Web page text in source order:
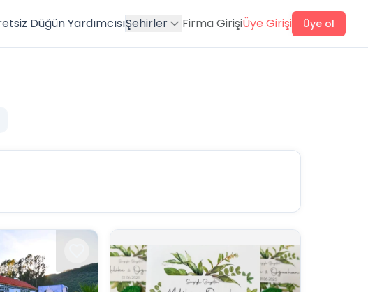
Düğün YardımcısıŞehirler Firma GirişiÜye Girişi Üye ol